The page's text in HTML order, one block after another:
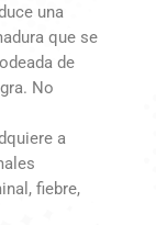
una
que se
de
No
a
fiebre,